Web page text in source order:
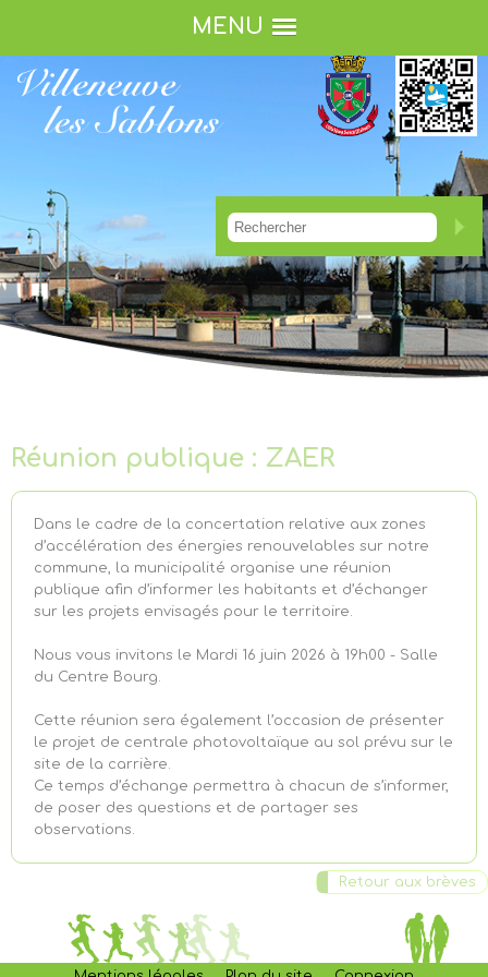
MENU
Réunion publique : ZAER
Dans le cadre de la concertation relative aux zones
d’accélération des énergies renouvelables sur notre
commune, la municipalité organise une réunion
publique afin d’informer les habitants et d’échanger
sur les projets envisagés pour le territoire.
Nous vous invitons le Mardi 16 juin 2026 à 19h00 - Salle
du Centre Bourg.
Cette réunion sera également l’occasion de présenter
le projet de centrale photovoltaïque au sol prévu sur le
site de la carrière.
Ce temps d’échange permettra à chacun de s’informer,
de poser des questions et de partager ses
observations.
Retour aux brèves